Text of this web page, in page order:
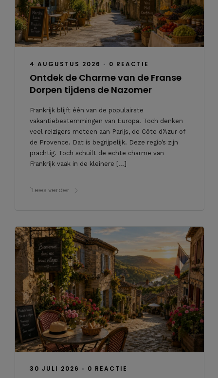
4 AUGUSTUS 2026 • 0 REACTIE
Ontdek de Charme van de Franse
Dorpen tijdens de Nazomer
Frankrijk blijft één van de populairste
vakantiebestemmingen van Europa. Toch denken
veel reizigers meteen aan Parijs, de Côte d’Azur of
de Provence. Dat is begrijpelijk. Deze regio’s zijn
prachtig. Toch schuilt de echte charme van
Frankrijk vaak in de kleinere […]
`Lees verder
30 JULI 2026 • 0 REACTIE